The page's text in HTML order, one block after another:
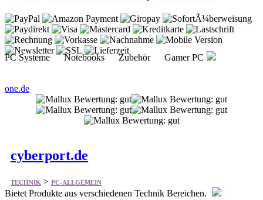
PC Systeme Notebooks Zubehör Gamer PC
one.de
cyberport.de
TECHNIK > PC-ALLGEMEIN
Bietet Produkte aus verschiedenen Technik Bereichen.